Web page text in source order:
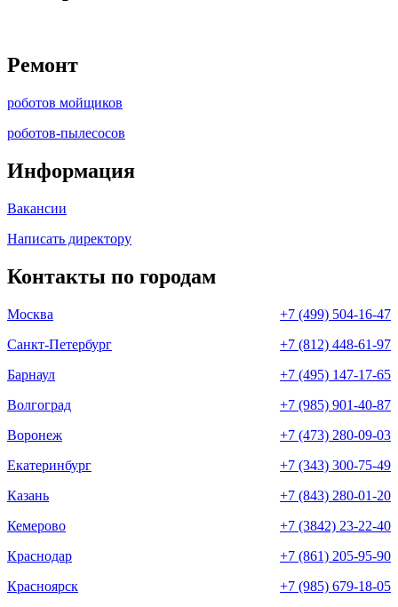
Ремонт
роботов мойщиков
роботов-пылесосов
Информация
Вакансии
Написать директору
Контакты по городам
Москва
+7 (499) 504-16-47
Санкт-Петербург
+7 (812) 448-61-97
Барнаул
+7 (495) 147-17-65
Волгоград
+7 (985) 901-40-87
Воронеж
+7 (473) 280-09-03
Екатеринбург
+7 (343) 300-75-49
Казань
+7 (843) 280-01-20
Кемерово
+7 (3842) 23-22-40
Краснодар
+7 (861) 205-95-90
Красноярск
+7 (985) 679-18-05